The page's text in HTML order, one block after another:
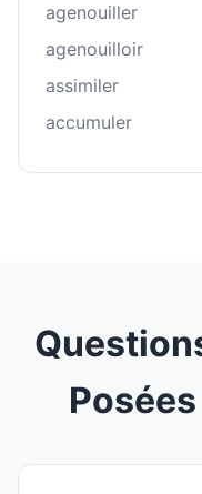
agenouiller
agenouilloir
assimiler
accumuler